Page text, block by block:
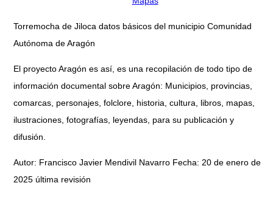
Torremocha de Jiloca datos básicos del municipio Comunidad
Autónoma de Aragón
El proyecto Aragón es así, es una recopilación de todo tipo de
información documental sobre Aragón: Municipios, provincias,
comarcas, personajes, folclore, historia, cultura, libros, mapas,
ilustraciones, fotografías, leyendas, para su publicación y
difusión.
Autor: Francisco Javier Mendivil Navarro Fecha: 20 de enero de
2025 última revisión